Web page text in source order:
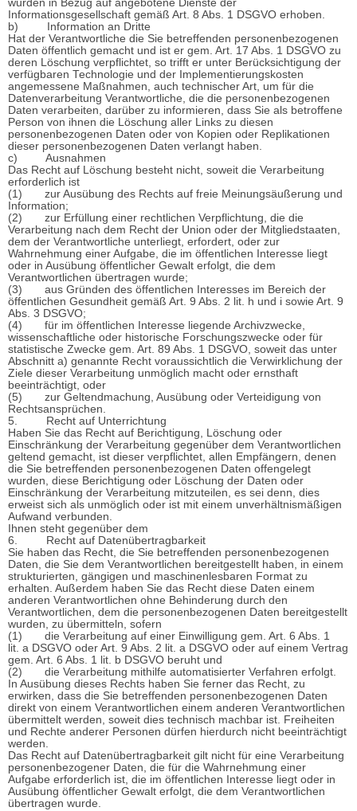
wurden in Bezug auf angebotene Dienste der
Informationsgesellschaft gemäß Art. 8 Abs. 1 DSGVO erhoben.
b) Information an Dritte
Hat der Verantwortliche die Sie betreffenden personenbezogenen
Daten öffentlich gemacht und ist er gem. Art. 17 Abs. 1 DSGVO zu
deren Löschung verpflichtet, so trifft er unter Berücksichtigung der
verfügbaren Technologie und der Implementierungskosten
angemessene Maßnahmen, auch technischer Art, um für die
Datenverarbeitung Verantwortliche, die die personenbezogenen
Daten verarbeiten, darüber zu informieren, dass Sie als betroffene
Person von ihnen die Löschung aller Links zu diesen
personenbezogenen Daten oder von Kopien oder Replikationen
dieser personenbezogenen Daten verlangt haben.
c) Ausnahmen
Das Recht auf Löschung besteht nicht, soweit die Verarbeitung
erforderlich ist
(1) zur Ausübung des Rechts auf freie Meinungsäußerung und
Information;
(2) zur Erfüllung einer rechtlichen Verpflichtung, die die
Verarbeitung nach dem Recht der Union oder der Mitgliedstaaten,
dem der Verantwortliche unterliegt, erfordert, oder zur
Wahrnehmung einer Aufgabe, die im öffentlichen Interesse liegt
oder in Ausübung öffentlicher Gewalt erfolgt, die dem
Verantwortlichen übertragen wurde;
(3) aus Gründen des öffentlichen Interesses im Bereich der
öffentlichen Gesundheit gemäß Art. 9 Abs. 2 lit. h und i sowie Art. 9
Abs. 3 DSGVO;
(4) für im öffentlichen Interesse liegende Archivzwecke,
wissenschaftliche oder historische Forschungszwecke oder für
statistische Zwecke gem. Art. 89 Abs. 1 DSGVO, soweit das unter
Abschnitt a) genannte Recht voraussichtlich die Verwirklichung der
Ziele dieser Verarbeitung unmöglich macht oder ernsthaft
beeinträchtigt, oder
(5) zur Geltendmachung, Ausübung oder Verteidigung von
Rechtsansprüchen.
5. Recht auf Unterrichtung
Haben Sie das Recht auf Berichtigung, Löschung oder
Einschränkung der Verarbeitung gegenüber dem Verantwortlichen
geltend gemacht, ist dieser verpflichtet, allen Empfängern, denen
die Sie betreffenden personenbezogenen Daten offengelegt
wurden, diese Berichtigung oder Löschung der Daten oder
Einschränkung der Verarbeitung mitzuteilen, es sei denn, dies
erweist sich als unmöglich oder ist mit einem unverhältnismäßigen
Aufwand verbunden.
Ihnen steht gegenüber dem
6. Recht auf Datenübertragbarkeit
Sie haben das Recht, die Sie betreffenden personenbezogenen
Daten, die Sie dem Verantwortlichen bereitgestellt haben, in einem
strukturierten, gängigen und maschinenlesbaren Format zu
erhalten. Außerdem haben Sie das Recht diese Daten einem
anderen Verantwortlichen ohne Behinderung durch den
Verantwortlichen, dem die personenbezogenen Daten bereitgestellt
wurden, zu übermitteln, sofern
(1) die Verarbeitung auf einer Einwilligung gem. Art. 6 Abs. 1
lit. a DSGVO oder Art. 9 Abs. 2 lit. a DSGVO oder auf einem Vertrag
gem. Art. 6 Abs. 1 lit. b DSGVO beruht und
(2) die Verarbeitung mithilfe automatisierter Verfahren erfolgt.
In Ausübung dieses Rechts haben Sie ferner das Recht, zu
erwirken, dass die Sie betreffenden personenbezogenen Daten
direkt von einem Verantwortlichen einem anderen Verantwortlichen
übermittelt werden, soweit dies technisch machbar ist. Freiheiten
und Rechte anderer Personen dürfen hierdurch nicht beeinträchtigt
werden.
Das Recht auf Datenübertragbarkeit gilt nicht für eine Verarbeitung
personenbezogener Daten, die für die Wahrnehmung einer
Aufgabe erforderlich ist, die im öffentlichen Interesse liegt oder in
Ausübung öffentlicher Gewalt erfolgt, die dem Verantwortlichen
übertragen wurde.